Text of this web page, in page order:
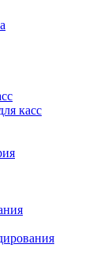
касс